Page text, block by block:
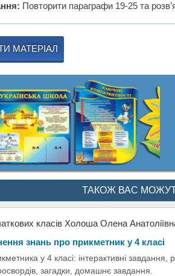
Повторити параграфи 19-25 та
МАТЕРІАЛ
ТАКОЖ ВАС
класів Холоша Олена
знань про прикметник у 4 класі
у 4 класі: інтерактивні завдання,
загадки, домашнє завдання.